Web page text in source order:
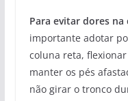
Para evitar dores
importante adotar
coluna reta,
manter os pés
não girar o tronco